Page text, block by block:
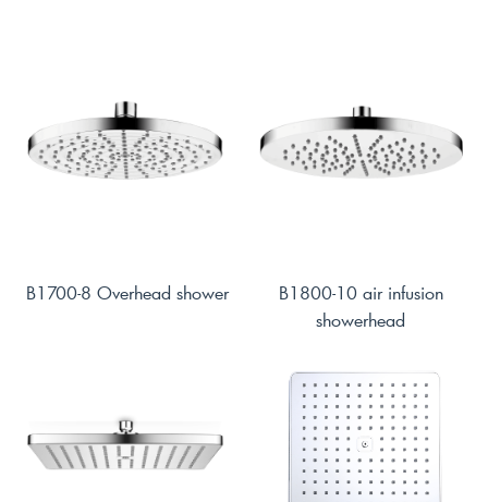
B1700-8 Overhead shower
B1800-10 air infusion
showerhead